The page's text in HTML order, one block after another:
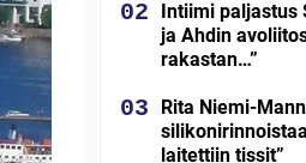
Intiimi paljastus
ja Ahdin
rakastan…”
Rita Niemi-
laitettiin tissit”